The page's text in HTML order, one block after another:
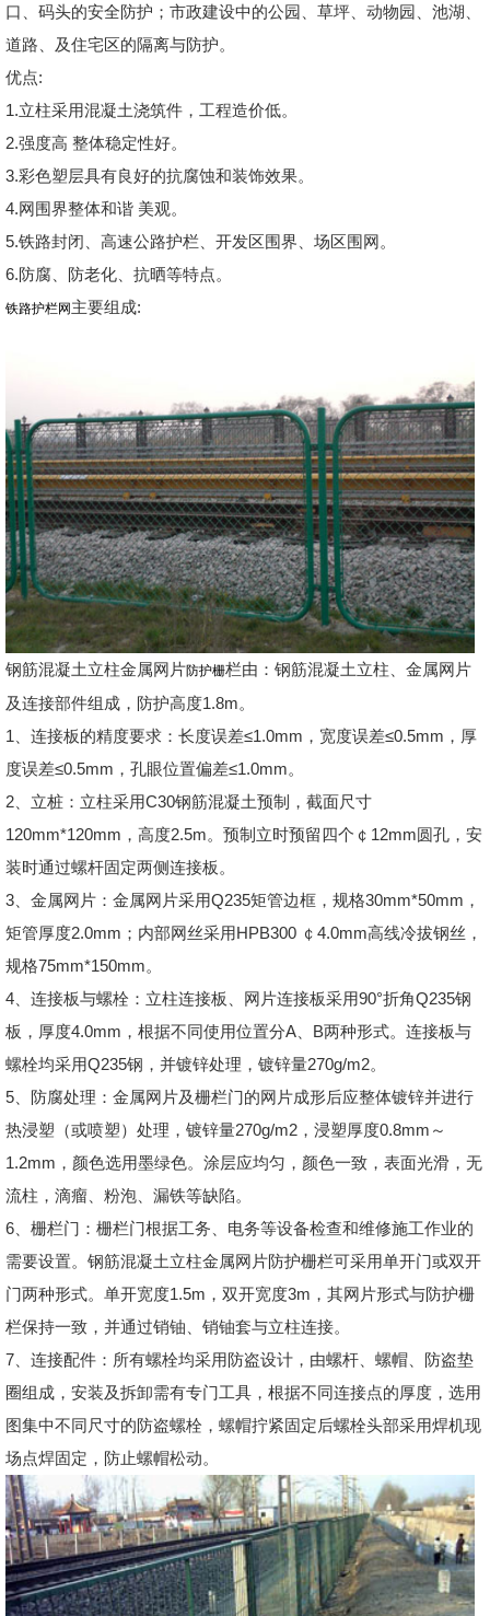
口、码头的安全防护；市政建设中的公园、草坪、动物园、池湖、
道路、及住宅区的隔离与防护。
优点:
1.立柱采用混凝土浇筑件，工程造价低。
2.强度高 整体稳定性好。
3.彩色塑层具有良好的抗腐蚀和装饰效果。
4.网围界整体和谐 美观。
5.铁路封闭、高速公路护栏、开发区围界、场区围网。
6.防腐、防老化、抗晒等特点。
铁路护栏网 主要组成:
钢筋混凝土立柱金属网片防护栅栏由：钢筋混凝土立柱、金属网片
及连接部件组成，防护高度1.8m。
1、连接板的精度要求：长度误差≤1.0mm，宽度误差≤0.5mm，厚
度误差≤0.5mm，孔眼位置偏差≤1.0mm。
2、立桩：立柱采用C30钢筋混凝土预制，截面尺寸
120mm*120mm，高度2.5m。预制立时预留四个￠12mm圆孔，安
装时通过螺杆固定两侧连接板。
3、金属网片：金属网片采用Q235矩管边框，规格30mm*50mm，
矩管厚度2.0mm；内部网丝采用HPB300 ￠4.0mm高线冷拔钢丝，
规格75mm*150mm。
4、连接板与螺栓：立柱连接板、网片连接板采用90°折角Q235钢
板，厚度4.0mm，根据不同使用位置分A、B两种形式。连接板与
螺栓均采用Q235钢，并镀锌处理，镀锌量270g/m2。
5、防腐处理：金属网片及栅栏门的网片成形后应整体镀锌并进行
热浸塑（或喷塑）处理，镀锌量270g/m2，浸塑厚度0.8mm～
1.2mm，颜色选用墨绿色。涂层应均匀，颜色一致，表面光滑，无
流柱，滴瘤、粉泡、漏铁等缺陷。
6、栅栏门：栅栏门根据工务、电务等设备检查和维修施工作业的
需要设置。钢筋混凝土立柱金属网片防护栅栏可采用单开门或双开
门两种形式。单开宽度1.5m，双开宽度3m，其网片形式与防护栅
栏保持一致，并通过销铀、销铀套与立柱连接。
7、连接配件：所有螺栓均采用防盗设计，由螺杆、螺帽、防盗垫
圈组成，安装及拆卸需有专门工具，根据不同连接点的厚度，选用
图集中不同尺寸的防盗螺栓，螺帽拧紧固定后螺栓头部采用焊机现
场点焊固定，防止螺帽松动。